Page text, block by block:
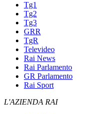
Tg1
Tg2
Tg3
GRR
TgR
Televideo
Rai News
Rai Parlamento
GR Parlamento
Rai Sport
L'AZIENDA RAI